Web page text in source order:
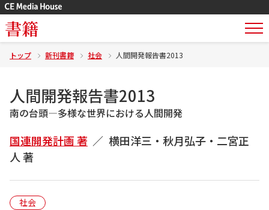
書籍
トップ 新刊書籍 社会 人間開発報告書2013
人間開発報告書2013
南の台頭―多様な世界における人間開発
国連開発計画 著
横田洋三・秋月弘子・二宮正
人 著
社会